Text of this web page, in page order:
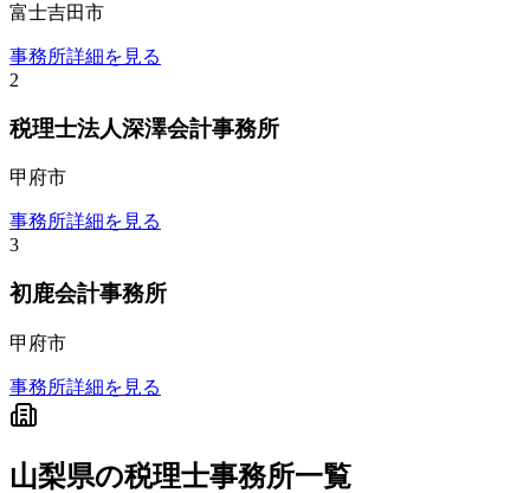
富士吉田市
事務所詳細を見る
2
税理士法人深澤会計事務所
甲府市
事務所詳細を見る
3
初鹿会計事務所
甲府市
事務所詳細を見る
山梨県の税理士事務所一覧